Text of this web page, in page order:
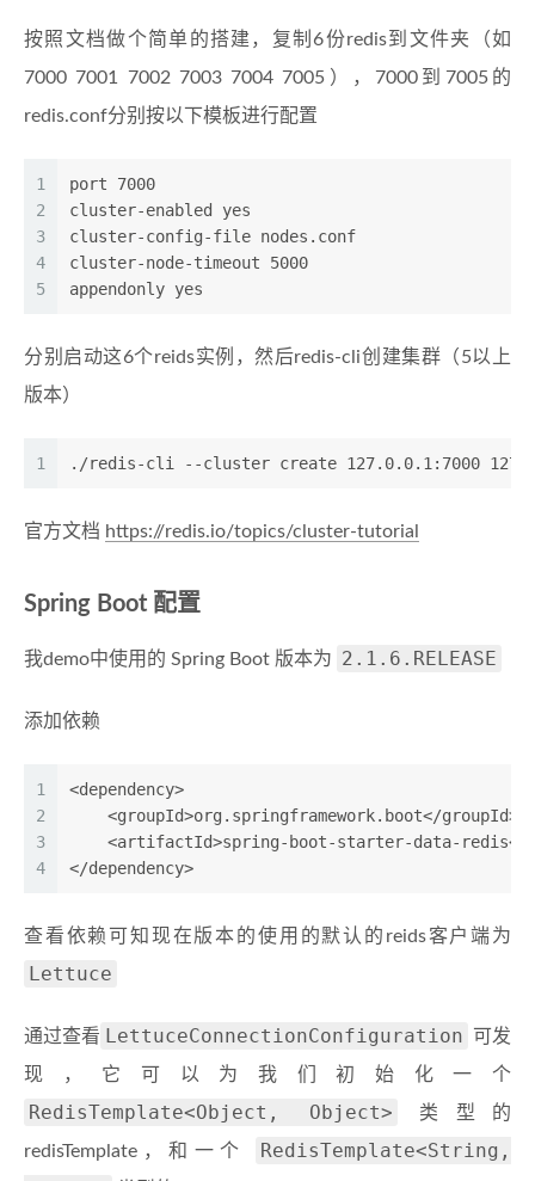
按照文档做个简单的搭建，复制6份redis到文件夹（如
7000 7001 7002 7003 7004 7005），7000到7005的
redis.conf分别按以下模板进行配置
1
2
3
4
5
port 7000
cluster-enabled yes
cluster-config-file nodes.conf
cluster-node-timeout 5000
appendonly yes
分别启动这6个reids实例，然后redis-cli创建集群（5以上
版本）
1 ./redis-cli --cluster create 127.0.0.1:7000
官方文档 https://redis.io/topics/cluster-tutorial
Spring Boot 配置
我demo中使用的 Spring Boot 版本为 2.1.6.RELEASE
添加依赖
1
2
3
4
<dependency>
    <groupId>org.springframework.boot</groupId>
<artifactId>spring-boot-starter-data-redis</
</dependency>
查看依赖可知现在版本的使用的默认的reids客户端为
Lettuce
通过查看 LettuceConnectionConfiguration
可发
现，它可以为我们初始化一个
RedisTemplate<Object, Object>
类型的
redisTemplate，和一个
RedisTemplate<String,